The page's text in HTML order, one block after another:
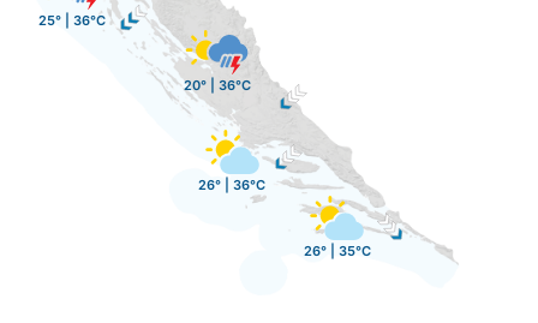
20° | 36°C
25° | 36°C
26° | 36°C
26° | 35°C